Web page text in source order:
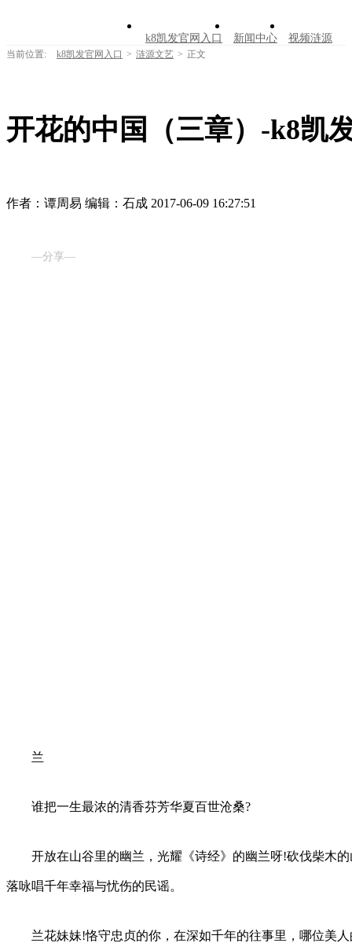
k8凯发官网入口 新闻中心 视频涟源
走进涟源
当前位置: k8凯发官网入口 > 涟源文艺 > 正文
开花的中国（三章）-k8凯
作者：谭周易 编辑：石成 2017-06-09 16:27:51
—分享—
兰
谁把一生最浓的清香芬芳华夏百世沧桑?
开放在山谷里的幽兰，光耀《诗经》的幽兰呀!砍伐柴木的
落咏唱千年幸福与忧伤的民谣。
兰花妹妹!恪守忠贞的你，在深如千年的往事里，哪位美人